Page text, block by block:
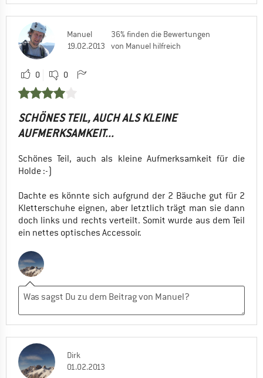
Manuel
19.02.2013
36% finden die Bewertungen
von Manuel hilfreich
0 0
SCHÖNES TEIL, AUCH ALS KLEINE
AUFMERKSAMKEIT...
Schönes Teil, auch als kleine Aufmerksamkeit für die
Holde :-)
Dachte es könnte sich aufgrund der 2 Bäuche gut für 2
Kletterschuhe eignen, aber letztlich trägt man sie dann
doch links und rechts verteilt. Somit wurde aus dem Teil
ein nettes optisches Accessoir.
Dirk
01.02.2013